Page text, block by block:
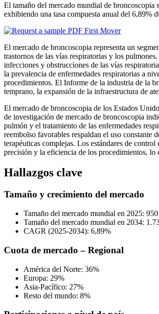
El tamaño del mercado mundial de broncoscopia
exhibiendo una tasa compuesta anual del 6,89%
El mercado de broncoscopia representa un
trastornos de las vías respiratorias y los
infecciones y obstrucciones de las vías
la prevalencia de enfermedades respiratorias a
procedimientos. El Informe de la industria de la
temprano, la expansión de la infraestructura de
El mercado de broncoscopia de los Estados
de investigación de mercado de broncoscopia
pulmón y el tratamiento de las enfermedades
reembolso favorables respaldan el uso
terapéuticas complejas. Los estándares de
precisión y la eficiencia de los procedimientos, lo
Hallazgos clave
Tamaño y crecimiento del mercado
Tamaño del mercado mundial en 2025:
Tamaño del mercado mundial en 2034:
CAGR (2025-2034): 6,89%
Cuota de mercado – Regional
América del Norte: 36%
Europa: 29%
Asia-Pacífico: 27%
Resto del mundo: 8%